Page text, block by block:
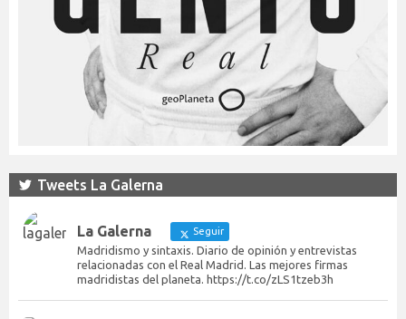
Tweets La Galerna
La Galerna Seguir
Madridismo y sintaxis. Diario de opinión y entrevistas
relacionadas con el Real Madrid. Las mejores firmas
madridistas del planeta. https://t.co/zLS1tzeb3h